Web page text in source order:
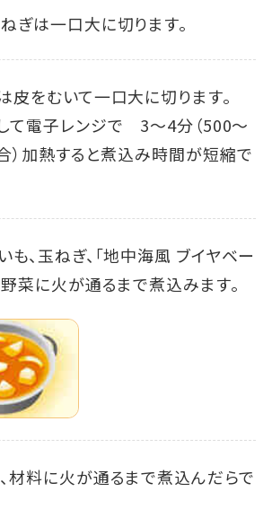
ぎは一口大に切ります。
皮をむいて一口大に切ります。
て電子レンジで 3～4分（500～
）加熱すると煮込み時間が短縮で
も、玉ねぎ、「地中海風 ブイヤベー
野菜に火が通るまで煮込みます。
材料に火が通るまで煮込んだらで